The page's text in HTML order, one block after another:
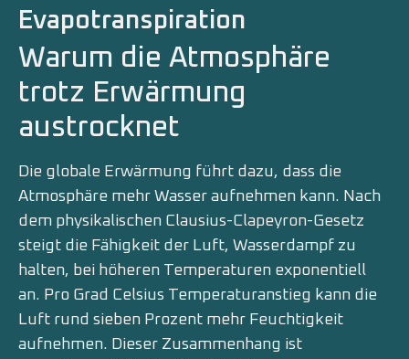
Evapotranspiration
Warum die Atmosphäre
trotz Erwärmung
austrocknet
Die globale Erwärmung führt dazu, dass die
Atmosphäre mehr Wasser aufnehmen kann. Nach
dem physikalischen Clausius-Clapeyron-Gesetz
steigt die Fähigkeit der Luft, Wasserdampf zu
halten, bei höheren Temperaturen exponentiell
an. Pro Grad Celsius Temperaturanstieg kann die
Luft rund sieben Prozent mehr Feuchtigkeit
aufnehmen. Dieser Zusammenhang ist